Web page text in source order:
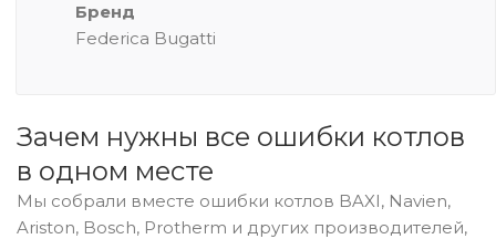
Бренд
Federica Bugatti
Зачем нужны все ошибки котлов
в одном месте
Мы собрали вместе ошибки котлов BAXI, Navien,
Ariston, Bosch, Protherm и других производителей,